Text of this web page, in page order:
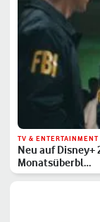
TV & ENTERTAINMENT
Neu auf
Monatsüberbl…